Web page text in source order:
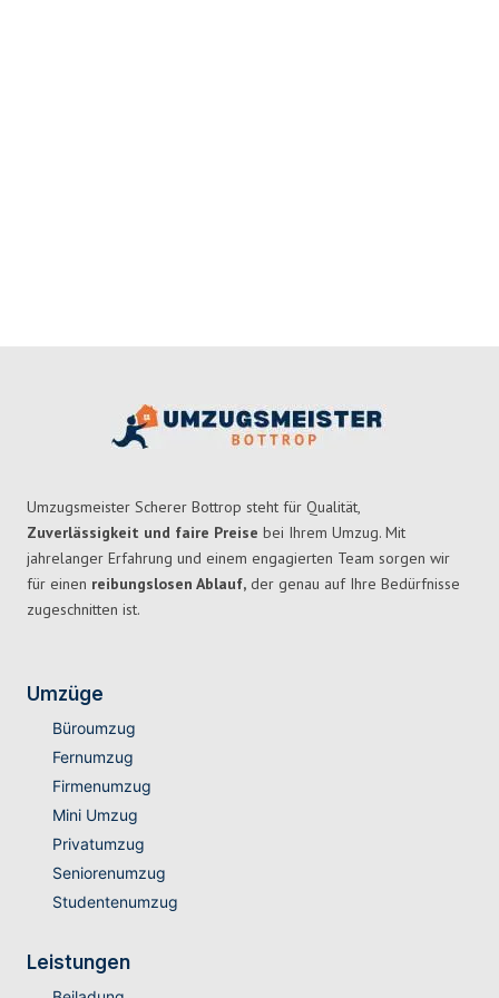
Umzugsmeister Scherer Bottrop steht für Qualität,
Zuverlässigkeit und faire Preise bei Ihrem Umzug. Mit
jahrelanger Erfahrung und einem engagierten Team sorgen wir
für einen reibungslosen Ablauf, der genau auf Ihre Bedürfnisse
zugeschnitten ist.
Umzüge
Büroumzug
Fernumzug
Firmenumzug
Mini Umzug
Privatumzug
Seniorenumzug
Studentenumzug
Leistungen